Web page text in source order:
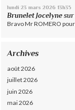
lundi 23 mars 2026 13h35
Brunelet Jocelyne sur
Bravo Mr ROMERO
Archives
août 2026
juillet 2026
juin 2026
mai 2026